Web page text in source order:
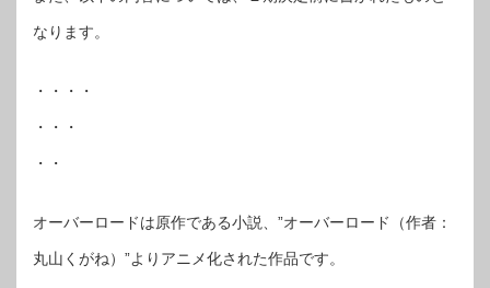
なります。
・・・・
・・・
・・
オーバーロードは原作である小説、”オーバーロード（作者：
丸山くがね）”よりアニメ化された作品です。